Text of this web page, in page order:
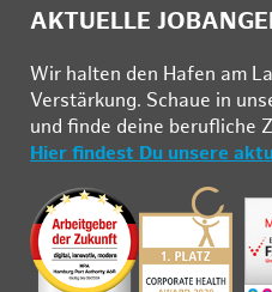
AKTUELLE
Wir hal­ten den Ha­fen am
Ver­stär­kung. Schau­e in
und fin­de deine be­ruf­li­che
Hier findest Du unsere